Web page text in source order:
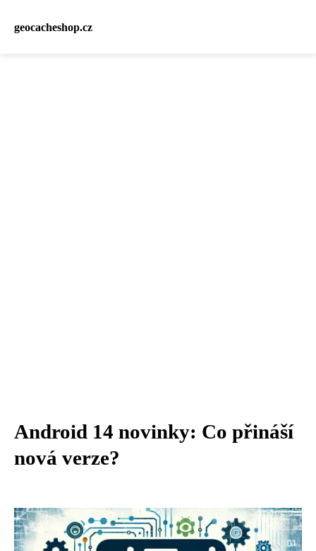
geocacheshop.cz
Android 14 novinky: Co přináší
nová verze?